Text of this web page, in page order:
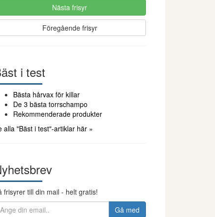
Nästa frisyr
Föregående frisyr
i test
Bästa hårvax för killar
De 3 bästa torrschampo
Rekommenderade produkter
alla "Bäst i test"-artiklar här »
frisyrer till din mail - helt gratis!
Gå med